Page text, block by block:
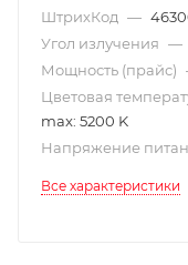
ШтрихКод —
Угол излучения —
Мощность (прайс)
Цветовая
max: 5200 K
Напряжение
Все характеристики